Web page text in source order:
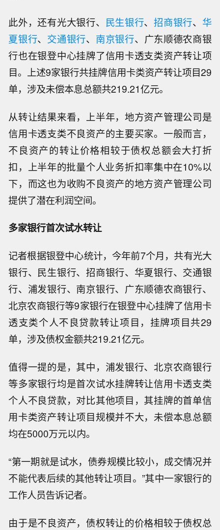
此外，还有光大银行、 民生银行、招商银行、 华
夏银行、 交通银行、 南京银行、广东顺德农商银
行也在银登中心挂牌了信用卡透支类资产转让项
目。上述9家银行共挂牌信用卡类资产转让项目29
单，涉及未偿本息总额共219.21亿元。
从转让结果来看，上半年，地方资产管理公司是
信用卡透支类不良资产的主要买家。一般而言，
不良资产的转让价格相较于债权总额会大打折
扣，上半年的批量个人业务折扣率集中在10%以
下，而这也为收购不良资产的地方资产管理公司
提供了潜在利润空间。
多家银行首次试水转让
记者根据银登中心统计，今年前7个月，共有光大
银行、民生银行、招商银行、华夏银行、交通银
行、浦发银行、南京银行、广东顺德农商银行、
北京农商银行等9家银行在银登中心挂牌了信用卡
透支类个人不良贷款转让项目，挂牌项目共29
单，涉及债权金额共219.21亿元。
值得一提的是，其中，浦发银行、北京农商银行
等多家银行均是首次试水挂牌转让信用卡透支类
个人不良贷款，对比其他项目，其挂牌的首单信
用卡类资产转让项目规模并不大，未偿本息总额
均在5000万元以内。
“第一期就是试水，债券规模比较小，成交情况并
不能代表后续的其他转让项目。”其中一家银行的
工作人员告诉记者。
由于是不良资产，债权转让的价格相较于债权总